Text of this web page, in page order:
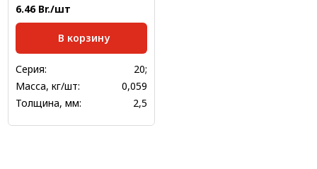
6.46 Br./шт
В корзину
Серия:
20;
Масса, кг/шт:
0,059
Толщина, мм:
2,5